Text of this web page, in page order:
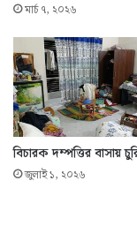
মার্চ ৭, ২০২৬
বিচারক দম্পত্তির বাসায়
জুলাই ১, ২০২৬